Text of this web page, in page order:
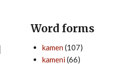
Word forms
kamen(107)
kameni(66)